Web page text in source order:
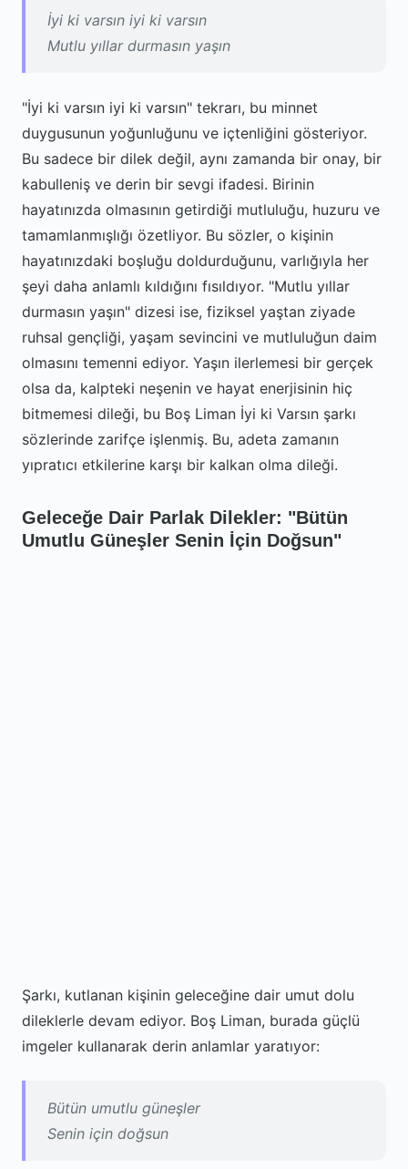
İyi ki varsın iyi ki varsın
Mutlu yıllar durmasın yaşın
"İyi ki varsın iyi ki varsın" tekrarı, bu minnet
duygusunun yoğunluğunu ve içtenliğini gösteriyor.
Bu sadece bir dilek değil, aynı zamanda bir onay, bir
kabulleniş ve derin bir sevgi ifadesi. Birinin
hayatınızda olmasının getirdiği mutluluğu, huzuru ve
tamamlanmışlığı özetliyor. Bu sözler, o kişinin
hayatınızdaki boşluğu doldurduğunu, varlığıyla her
şeyi daha anlamlı kıldığını fısıldıyor. "Mutlu yıllar
durmasın yaşın" dizesi ise, fiziksel yaştan ziyade
ruhsal gençliği, yaşam sevincini ve mutluluğun daim
olmasını temenni ediyor. Yaşın ilerlemesi bir gerçek
olsa da, kalpteki neşenin ve hayat enerjisinin hiç
bitmemesi dileği, bu Boş Liman İyi ki Varsın şarkı
sözlerinde zarifçe işlenmiş. Bu, adeta zamanın
yıpratıcı etkilerine karşı bir kalkan olma dileği.
Geleceğe Dair Parlak Dilekler: "Bütün
Umutlu Güneşler Senin İçin Doğsun"
Şarkı, kutlanan kişinin geleceğine dair umut dolu
dileklerle devam ediyor. Boş Liman, burada güçlü
imgeler kullanarak derin anlamlar yaratıyor:
Bütün umutlu güneşler
Senin için doğsun